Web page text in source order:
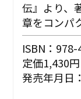
伝』より、
章をコンパ
ISBN：
定価1,430
発売年月日